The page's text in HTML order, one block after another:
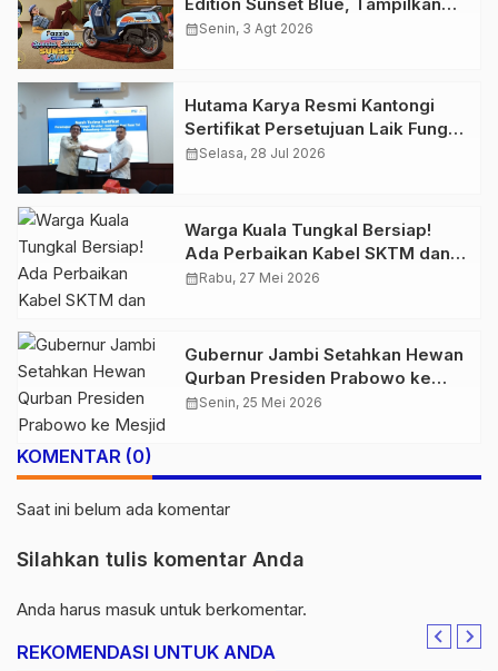
Nuansa Retro Summer yang
calendar_monthSenin, 3 Agt 2026
Hutama Karya Resmi Kantongi
Sertifikat Persetujuan Laik Fungsi
Struktur Jembatan Musi V Tol
calendar_monthSelasa, 28 Jul 2026
Warga Kuala Tungkal Bersiap!
Ada Perbaikan Kabel SKTM dan
Perluasan Jaringan, Ini Jadwal
calendar_monthRabu, 27 Mei 2026
Gubernur Jambi Setahkan Hewan
Qurban Presiden Prabowo ke
Mesjid Islamic Center
calendar_monthSenin, 25 Mei 2026
KOMENTAR (0)
Saat ini belum ada komentar
Silahkan tulis komentar Anda
Anda harus masuk untuk berkomentar.
REKOMENDASI UNTUK ANDA